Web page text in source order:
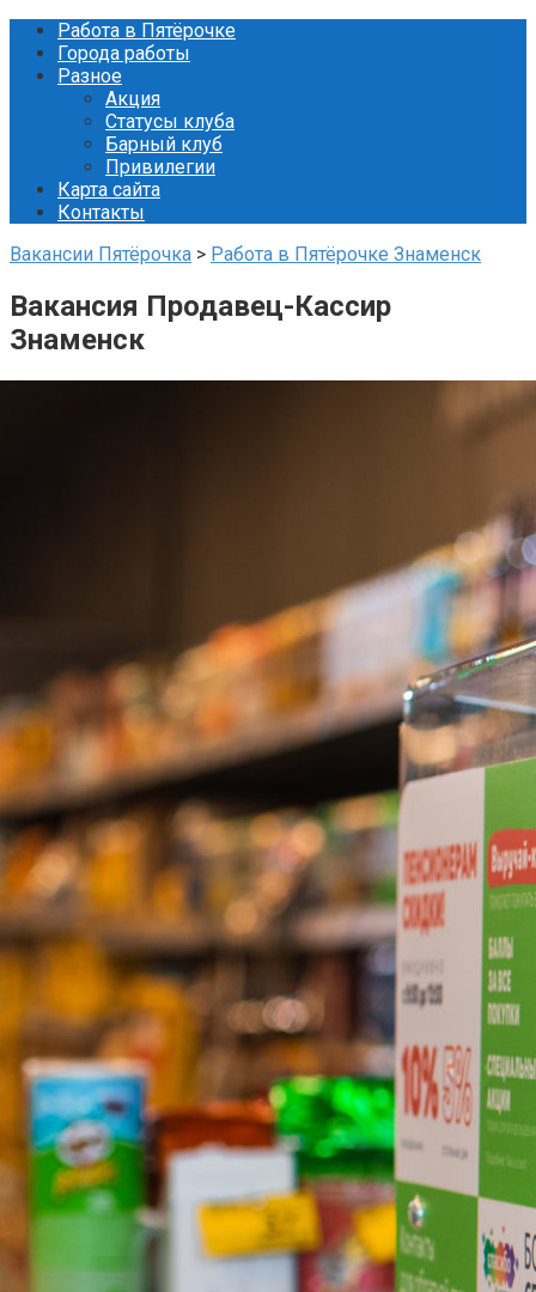
Перейти
контенту
Работа в Пятёрочке
Города работы
Разное
Акция
Статусы клуба
Барный клуб
Привилегии
Карта сайта
Контакты
Вакансии Пятёрочка > Работа в Пятёрочке Знаменск
Вакансия Продавец-Кассир
Знаменск